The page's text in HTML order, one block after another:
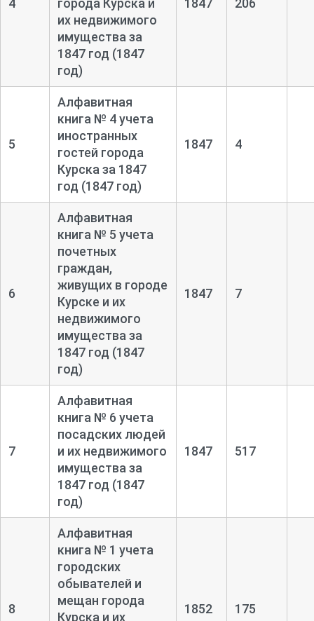
4
города Курска и
их недвижимого
имущества за
1847 год (1847
год)
1847 206
5
Алфавитная
книга № 4 учета
иностранных
гостей города
Курска за 1847
год (1847 год)
1847 4
6
Алфавитная
книга № 5 учета
почетных
граждан,
живущих в городе
Курске и их
недвижимого
имущества за
1847 год (1847
год)
1847 7
7
Алфавитная
книга № 6 учета
посадских людей
и их недвижимого
имущества за
1847 год (1847
год)
1847 517
8
Алфавитная
книга № 1 учета
городских
обывателей и
мещан города
Курска и их
1852 175